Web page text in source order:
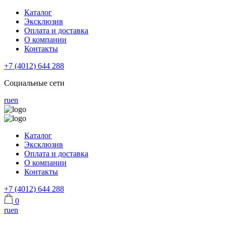
Каталог
Эксклюзив
Оплата и доставка
О компании
Контакты
+7 (4012) 644 288
Социальные сети
ruen
Каталог
Эксклюзив
Оплата и доставка
О компании
Контакты
+7 (4012) 644 288
0
ruen